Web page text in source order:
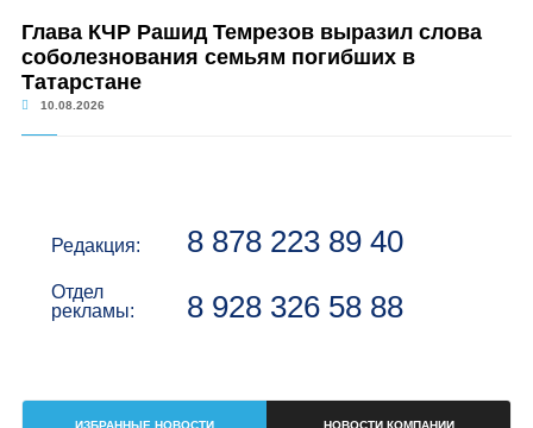
Глава КЧР Рашид Темрезов выразил слова
соболезнования семьям погибших в
Татарстане
10.08.2026
Редакция: 8 878 223 89 40
Отдел
рекламы:
8 928 326 58 88
ИЗБРАННЫЕ НОВОСТИ НОВОСТИ КОМПАНИИ